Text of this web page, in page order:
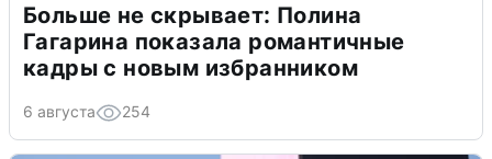
Больше не скрывает: Полина
Гагарина показала романтичные
кадры с новым избранником
6 августа 254